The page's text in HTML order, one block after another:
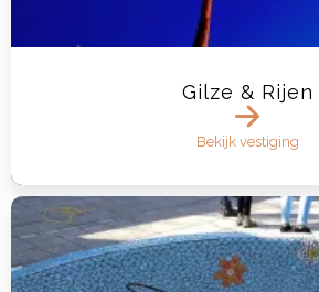
Gilze & Rijen
Bekijk vestiging